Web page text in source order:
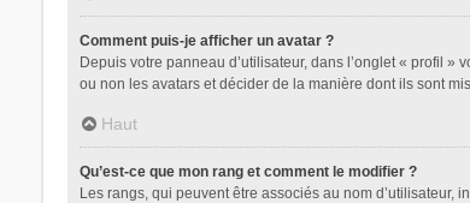
Comment puis-je afficher un avatar ?
Depuis votre panneau d’utilisateur, dans l’onglet « profil »
ou non les avatars et décider de la manière dont ils sont
Haut
Qu’est-ce que mon rang et comment le modifier ?
Les rangs, qui peuvent être associés au nom